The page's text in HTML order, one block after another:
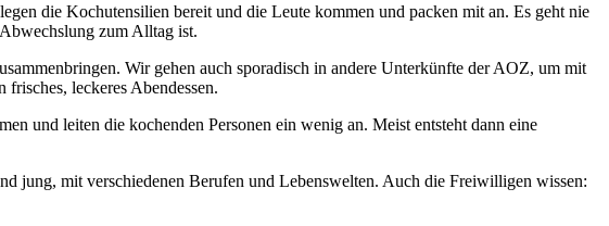
die Kochutensilien bereit und die Leute kommen und packen mit an. Es geht nie
zum Alltag ist.
Wir gehen auch sporadisch in andere Unterkünfte der AOZ, um mit
leckeres Abendessen.
und leiten die kochenden Personen ein wenig an. Meist entsteht dann eine
jung, mit verschiedenen Berufen und Lebenswelten. Auch die Freiwilligen wissen: